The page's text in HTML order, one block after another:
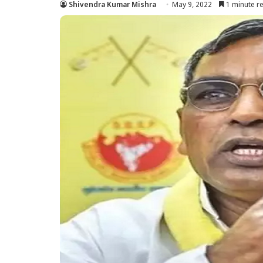
Shivendra Kumar Mishra May 9, 2022 1 minute